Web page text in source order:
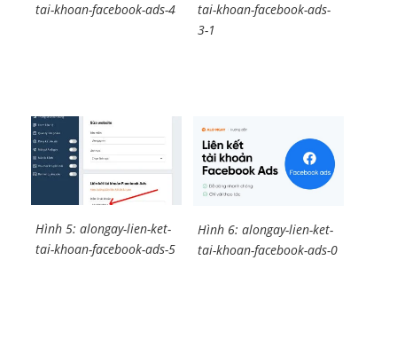
tai-khoan-facebook-ads-4
tai-khoan-facebook-ads-
3-1
Hình 5: alongay-lien-ket-
tai-khoan-facebook-ads-5
Hình 6: alongay-lien-ket-
tai-khoan-facebook-ads-0